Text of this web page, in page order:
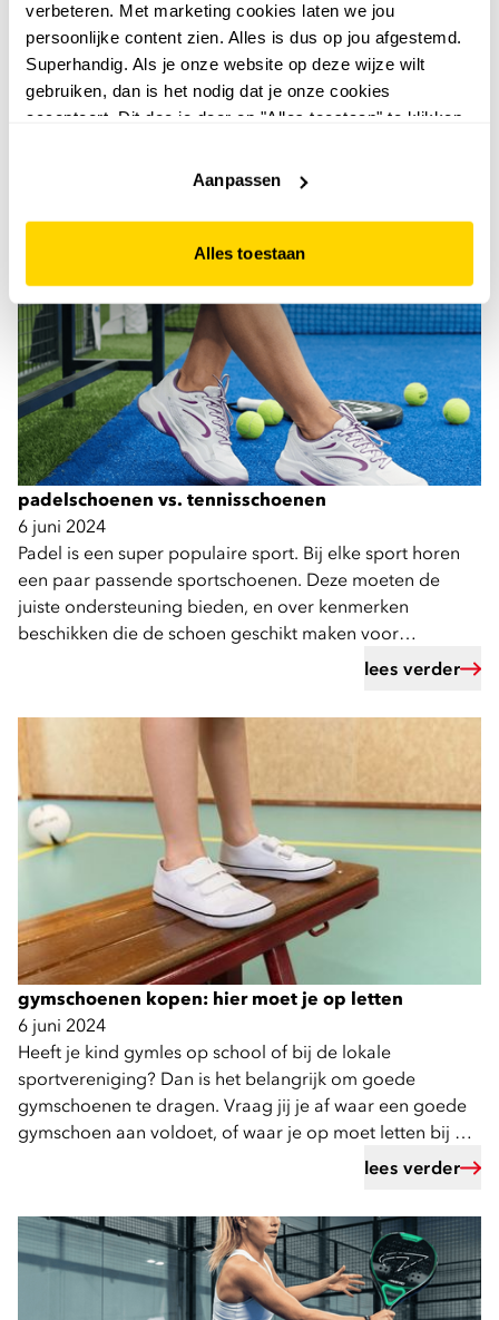
verbeteren. Met marketing cookies laten we jou
persoonlijke content zien. Alles is dus op jou afgestemd.
Superhandig. Als je onze website op deze wijze wilt
gebruiken, dan is het nodig dat je onze cookies
accepteert. Dit doe je door op "Alles toestaan" te klikken.
website niet optimaal functioneert.
Aanpassen
Alles toestaan
30 november 2024
De RECCO®-technologie zorgt ervoor dat je vindbaar
bent voor professionele reddingswerkers. Bijvoorbeeld
in geval een lawine of wanneer je verdwaald bent. Zo
padelschoenen vs. tennisschoenen
6 juni 2024
Padel is een super populaire sport. Bij elke sport horen
een paar passende sportschoenen. Deze moeten de
juiste ondersteuning bieden, en over kenmerken
beschikken die de schoen geschikt maken voor
vragen mensen zich vaak af of er verschil zit tussen
padelschoenen en tennisschoenen, en wat deze
verschillen dan zijn.
lees verder
gymschoenen kopen: hier moet je op letten
6 juni 2024
Heeft je kind gymles op school of bij de lokale
sportvereniging? Dan is het belangrijk om goede
gymschoenen te dragen. Vraag jij je af waar een goede
gymschoen aan voldoet, of waar je op moet letten bij het
passen en kopen van gymschoenen? Wij vertellen je er
lees verder